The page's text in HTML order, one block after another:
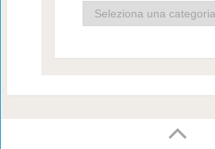
Cerca
per